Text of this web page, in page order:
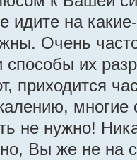
идите на
Очень
их
приходится
многие
не нужно!
Вы же не на